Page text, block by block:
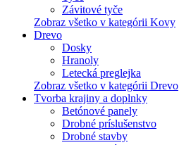
Závitové tyče
Zobraz všetko v kategórii Kovy
Drevo
Dosky
Hranoly
Letecká preglejka
Zobraz všetko v kategórii Drevo
Tvorba krajiny a doplnky
Betónové panely
Drobné príslušenstvo
Drobné stavby